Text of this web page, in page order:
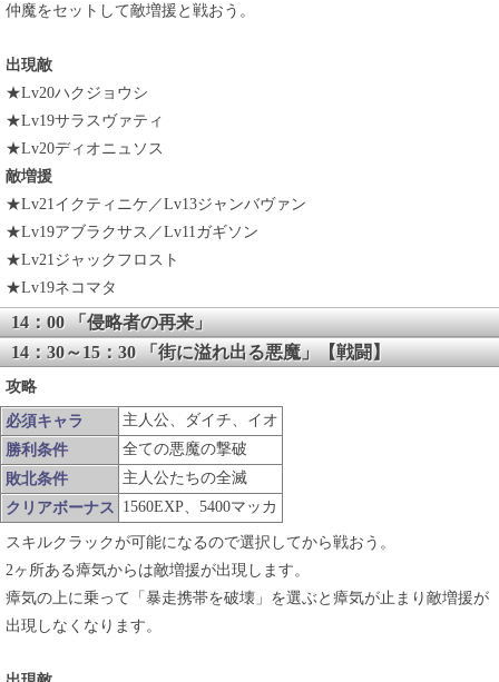
仲魔をセットして敵増援と戦おう。
出現敵
★Lv20ハクジョウシ
★Lv19サラスヴァティ
★Lv20ディオニュソス
敵増援
★Lv21イクティニケ／Lv13ジャンバヴァン
★Lv19アブラクサス／Lv11ガギソン
★Lv21ジャックフロスト
★Lv19ネコマタ
14：00 「侵略者の再来」
14：30～15：30 「街に溢れ出る悪魔」【戦闘】
攻略
必須キャラ
主人公、ダイチ、イオ
勝利条件
全ての悪魔の撃破
敗北条件
主人公たちの全滅
クリアボーナス 1560EXP、5400マッカ
スキルクラックが可能になるので選択してから戦おう。
2ヶ所ある瘴気からは敵増援が出現します。
瘴気の上に乗って「暴走携帯を破壊」を選ぶと瘴気が止まり敵増援が
出現しなくなります。